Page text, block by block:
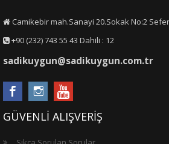
Camikebir mah.Sanayi 20.Sokak No:2
+90 (232) 743 55 43 Dahili : 12
sadikuygun@sadikuygun.com.tr
GÜVENLİ ALIŞVERİŞ